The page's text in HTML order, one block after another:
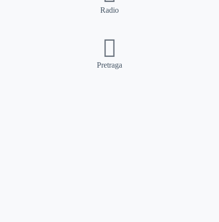
Radio
Pretraga